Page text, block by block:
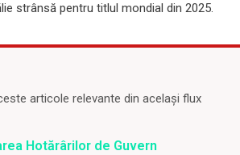
strânsă pentru titlul mondial din 2025.
articole relevante din același flux
Hotărârilor de Guvern